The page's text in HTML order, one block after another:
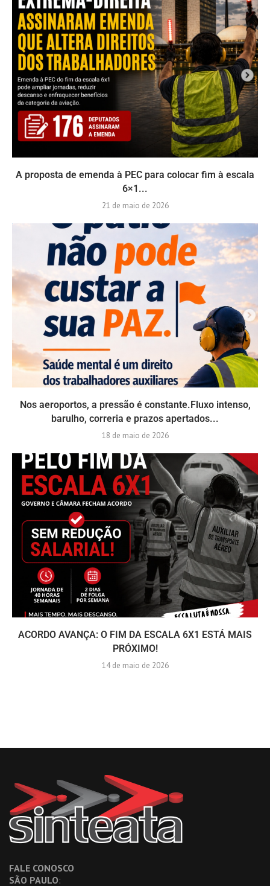
A proposta de emenda à PEC para colocar fim à escala
6×1...
21 de maio de 2026
Nos aeroportos, a pressão é constante.Fluxo intenso,
barulho, correria e prazos apertados...
18 de maio de 2026
ACORDO AVANÇA: O FIM DA ESCALA 6X1 ESTÁ MAIS
PRÓXIMO!
14 de maio de 2026
FALE CONOSCO
SÃO PAULO: